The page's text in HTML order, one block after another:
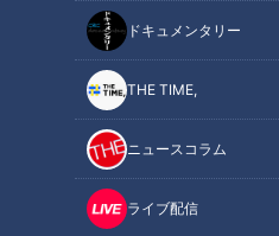
ドキュメンタリー
THE TIME,
ニュースコラム
ライブ配信
ここがすごい！「ロピア」の
ボリューム満点の寿司が満載
メガ盛＆大容量がコスパ最高
デパ地下顔負けの総菜コーナ
豊富な品ぞろえを誇る「食品
オススメ関連コンテンツ